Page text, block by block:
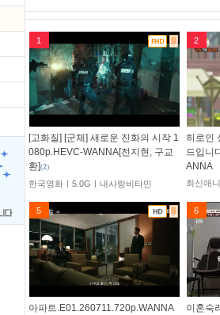
1
[고화질] [군체] 새로운 진화의 시작 1
080p.HEVC-WANNA[전지현, 구교
환](2)
한국영화ㅣ5.0Gㅣ내사랑비타민
2
히로인
드입니
ANNA
최신애
5
아파트.E01.260711.720p.WANNA
6
이혼숙